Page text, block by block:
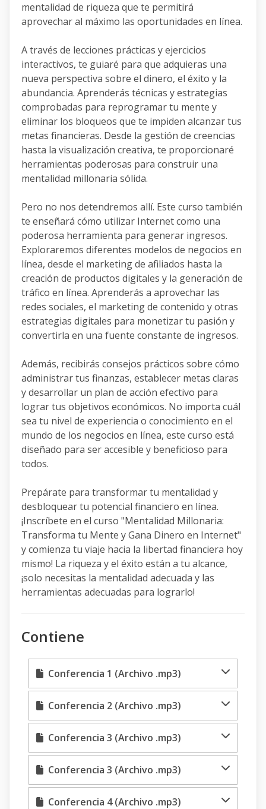
mentalidad de riqueza que te permitirá
aprovechar al máximo las oportunidades en línea.
A través de lecciones prácticas y ejercicios
interactivos, te guiaré para que adquieras una
nueva perspectiva sobre el dinero, el éxito y la
abundancia. Aprenderás técnicas y estrategias
comprobadas para reprogramar tu mente y
eliminar los bloqueos que te impiden alcanzar tus
metas financieras. Desde la gestión de creencias
hasta la visualización creativa, te proporcionaré
herramientas poderosas para construir una
mentalidad millonaria sólida.
Pero no nos detendremos allí. Este curso también
te enseñará cómo utilizar Internet como una
poderosa herramienta para generar ingresos.
Exploraremos diferentes modelos de negocios en
línea, desde el marketing de afiliados hasta la
creación de productos digitales y la generación de
tráfico en línea. Aprenderás a aprovechar las
redes sociales, el marketing de contenido y otras
estrategias digitales para monetizar tu pasión y
convertirla en una fuente constante de ingresos.
Además, recibirás consejos prácticos sobre cómo
administrar tus finanzas, establecer metas claras
y desarrollar un plan de acción efectivo para
lograr tus objetivos económicos. No importa cuál
sea tu nivel de experiencia o conocimiento en el
mundo de los negocios en línea, este curso está
diseñado para ser accesible y beneficioso para
todos.
Prepárate para transformar tu mentalidad y
desbloquear tu potencial financiero en línea.
¡Inscríbete en el curso "Mentalidad Millonaria:
Transforma tu Mente y Gana Dinero en Internet"
y comienza tu viaje hacia la libertad financiera hoy
mismo! La riqueza y el éxito están a tu alcance,
¡solo necesitas la mentalidad adecuada y las
herramientas adecuadas para lograrlo!
Contiene
Conferencia 1 (Archivo .mp3)
Conferencia 2 (Archivo .mp3)
Conferencia 3 (Archivo .mp3)
Conferencia 3 (Archivo .mp3)
Conferencia 4 (Archivo .mp3)